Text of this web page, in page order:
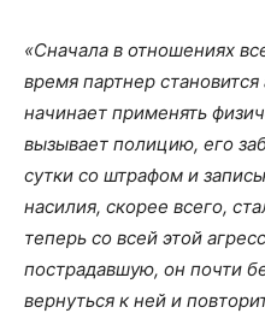
«Сначала в отношениях
время партнер
начинает применять
вызывает полицию, его
сутки со штрафом и
насилия, скорее всего,
теперь со всей этой
пострадавшую, он почти
вернуться к ней и